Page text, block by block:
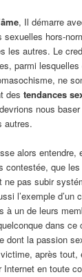
, Il démarre
sexuelles hors-
les autres. Le
parmi
ne
destendances
nous
autres.
alors entendre,
contestée, que
ne pas subir
l’exemple d’un
à un de leurs
dans
dont la passion
après tout,
Internet en toute